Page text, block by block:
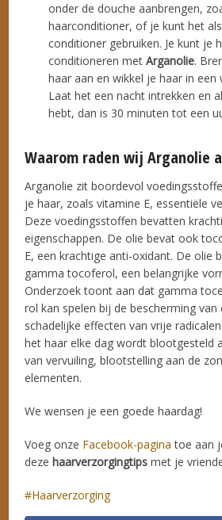
onder de douche aanbrengen,
haarconditioner, of je kunt het
conditioner gebruiken. Je kunt je
conditioneren metArganolie.
haar aan en wikkel je haar in een
Laat het een nacht intrekken en
hebt, dan is 30 minuten tot een
Waarom raden wij Arganolie
Arganolie zit boordevol
je haar, zoals vitamine E, essentiële
Deze voedingsstoffen bevatten
eigenschappen. De olie bevat ook
E, een krachtige anti-oxidant. De olie
gamma tocoferol, een belangrijke
Onderzoek toont aan dat gamma
rol kan spelen bij de bescherming van
schadelijke effecten van vrije
het haar elke dag wordt blootgesteld
van vervuiling, blootstelling aan de
elementen.
We wensen je een goede haardag!
Voeg onze Facebook-pagina toe aan
deze haarverzorgingtips met je
Haarverzorging